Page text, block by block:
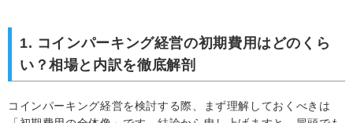
1. コインパーキング経営の初期費用はどのくら
い？相場と内訳を徹底解剖
コインパーキング経営を検討する際、まず理解しておくべきは